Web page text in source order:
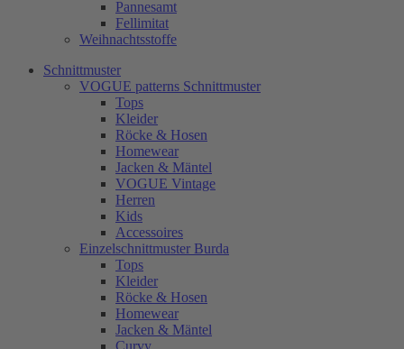
Pannesamt
Fellimitat
Weihnachtsstoffe
Schnittmuster
VOGUE patterns Schnittmuster
Tops
Kleider
Röcke & Hosen
Homewear
Jacken & Mäntel
VOGUE Vintage
Herren
Kids
Accessoires
Einzelschnittmuster Burda
Tops
Kleider
Röcke & Hosen
Homewear
Jacken & Mäntel
Curvy